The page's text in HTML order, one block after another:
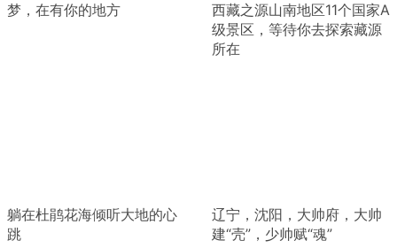
梦，在有你的地方
西藏之源山南地区11个国家A
级景区，等待你去探索藏源
所在
躺在杜鹃花海倾听大地的心
跳
辽宁，沈阳，大帅府，大帅
建“壳”，少帅赋“魂”